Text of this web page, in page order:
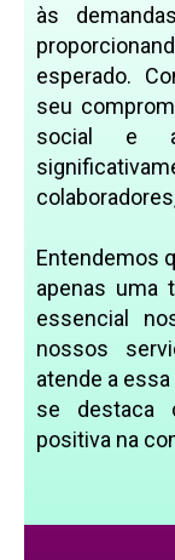
às
esperado.
seu
social e a
Entendemos
apenas uma
essencial
nossos
atende a
se destaca
positiva na